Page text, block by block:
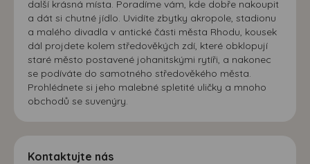
další krásná místa. Poradíme vám, kde dobře nakoupit
a dát si chutné jídlo. Uvidíte zbytky akropole, stadionu
a malého divadla v antické části města Rhodu, kousek
dál projdete kolem středověkých zdí, které obklopují
staré město postavené johanitskými rytíři, a nakonec
se podíváte do samotného středověkého města.
Prohlédnete si jeho malebné spletité uličky a mnoho
obchodů se suvenýry.
Kontaktujte nás